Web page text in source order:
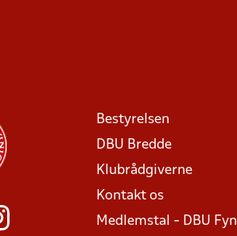
Bestyrelsen
DBU Bredde
Klubrådgiverne
Kontakt os
Medlemstal - DBU Fyn